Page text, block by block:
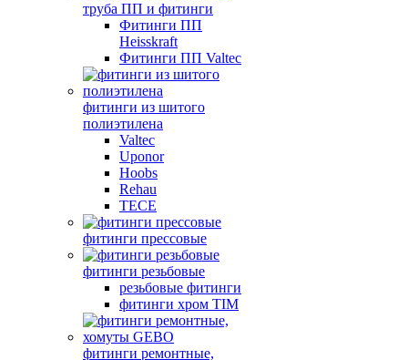
труба ПП и фитинги
Фитинги ПП
Heisskraft
Фитинги ПП Valtec
фитинги из шитого
полиэтилена
Valtec
Uponor
Hoobs
Rehau
TECE
фитинги прессовые
фитинги резьбовые
резьбовые фитинги
фитинги хром TIM
фитинги ремонтные,